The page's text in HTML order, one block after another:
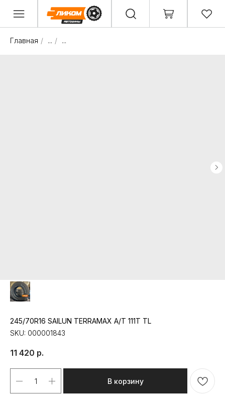
Главная / ... / ...
245/70R16 SAILUN TERRAMAX A/T 111T TL
SKU: 000001843
11 420 р.
В корзину